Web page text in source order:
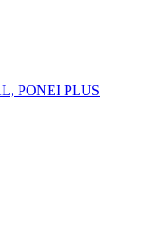
PONEI PLUS